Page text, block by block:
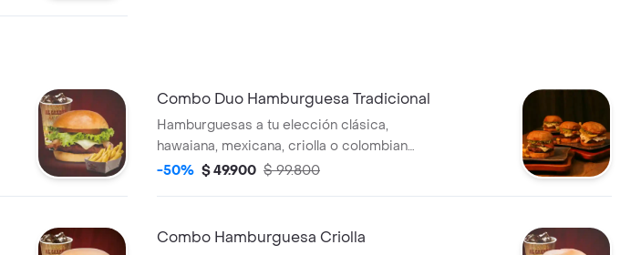
Combo Duo Hamburguesa Tradicional
Hamburguesas a tu elección clásica,
hawaiana, mexicana, criolla o colombiana
con papas a la francesa y gaseosas a
-50% $ 49.900 $ 99.800
Combo Hamburguesa Criolla